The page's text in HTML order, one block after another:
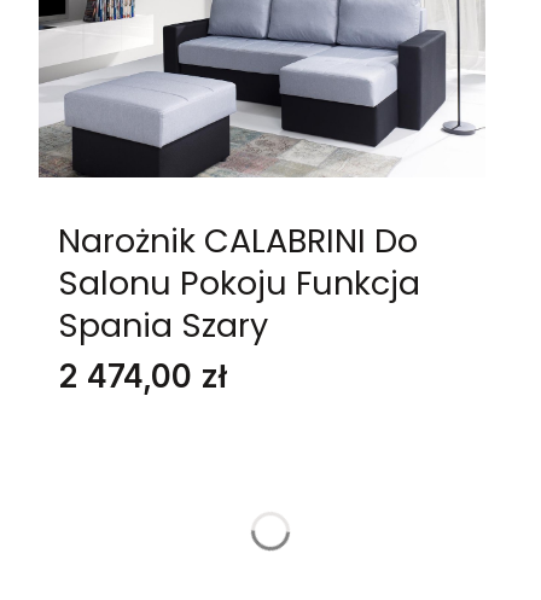
Narożnik CALABRINI Do
Salonu Pokoju Funkcja
Spania Szary
Cena
2 474,00 zł